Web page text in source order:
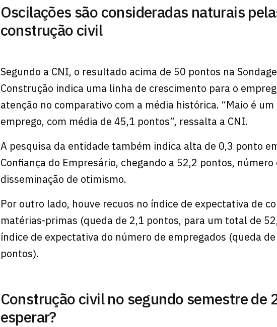
Oscilações são consideradas naturais
construção civil
Segundo a CNI, o resultado acima de 50 pontos na
Construção indica uma linha de crescimento para o
atenção no comparativo com a média histórica. “Maio é
emprego, com média de 45,1 pontos”, ressalta a CNI.
A pesquisa da entidade também indica alta de 0,3 ponto
Confiança do Empresário, chegando a 52,2 pontos,
disseminação de otimismo.
Por outro lado, houve recuos no índice de expectativa de
matérias-primas (queda de 2,1 pontos, para um total de
índice de expectativa do número de empregados (queda
pontos).
Construção civil no segundo semestre de
esperar?